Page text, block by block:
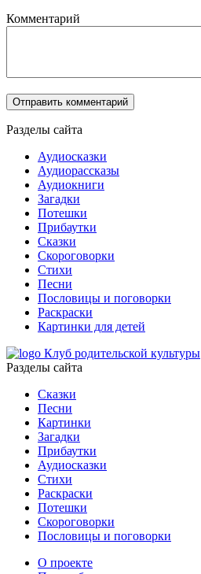
Комментарий
Разделы сайта
Аудиосказки
Аудиорассказы
Аудиокниги
Загадки
Потешки
Прибаутки
Сказки
Скороговорки
Стихи
Песни
Пословицы и поговорки
Раскраски
Картинки для детей
Клуб родительской культуры
Разделы сайта
Сказки
Песни
Картинки
Загадки
Прибаутки
Аудиосказки
Стихи
Раскраски
Потешки
Скороговорки
Пословицы и поговорки
О проекте